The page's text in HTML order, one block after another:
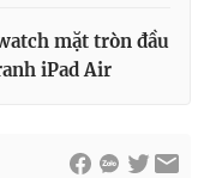
355 932
mặt tròn đầu
iPad Air